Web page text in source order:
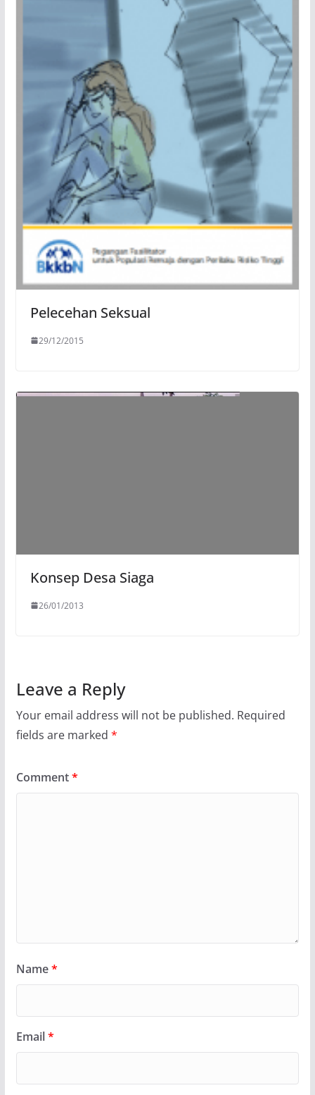
Pelecehan Seksual
29/12/2015
Konsep Desa Siaga
26/01/2013
Leave a Reply
Your email address will not be published. Required
fields are marked *
Comment*
Name*
Email*